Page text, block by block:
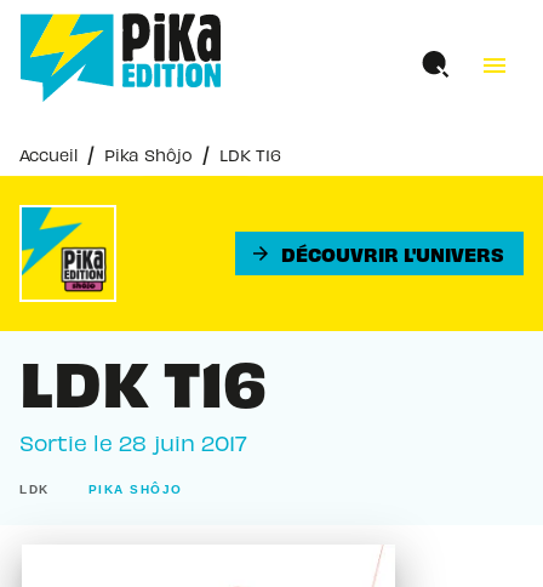
MENU RECHERCHE
PIED DE PAGE
menu
Accueil / Pika Shôjo / LDK T16
arrow_forward DÉCOUVRIR L'UNIVERS
LDK T16
Sortie le 28 juin 2017
LDK PIKA SHÔJO